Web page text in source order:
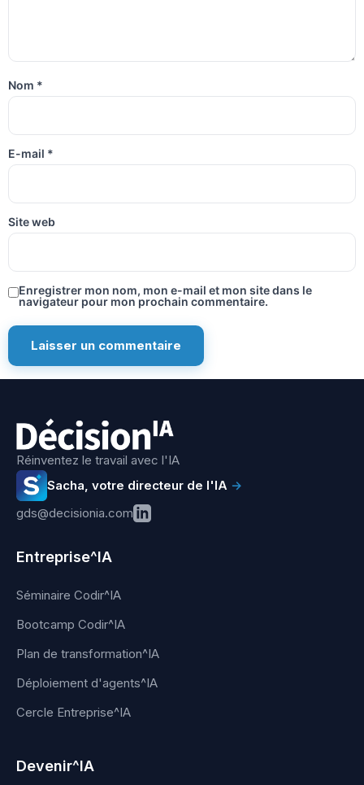
Nom *
E-mail *
Site web
Enregistrer mon nom, mon e-mail et mon site dans le
navigateur pour mon prochain commentaire.
Réinventez le travail avec l'IA
Sacha, votre directeur de l'IA →
gds@decisionia.com
Entreprise^IA
Séminaire Codir^IA
Bootcamp Codir^IA
Plan de transformation^IA
Déploiement d'agents^IA
Cercle Entreprise^IA
Devenir^IA